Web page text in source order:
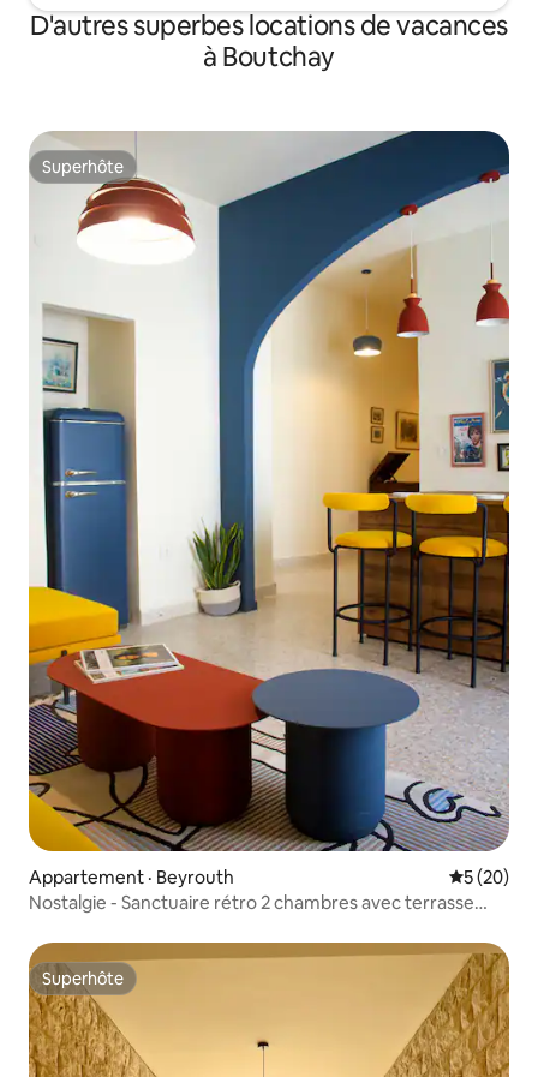
D'autres superbes locations de vacances
à Boutchay
Superhôte
Superhôte
Appartement · Beyrouth Note
5 (20)
Nostalgie - Sanctuaire rétro 2 chambres avec terrasse
Superhôte
Superhôte